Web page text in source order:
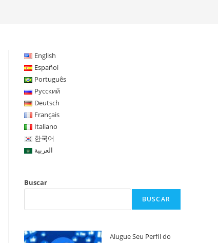
English
Español
Português
Русский
Deutsch
Français
Italiano
한국어
العربية
Buscar
BUSCAR
Alugue Seu Perfil do